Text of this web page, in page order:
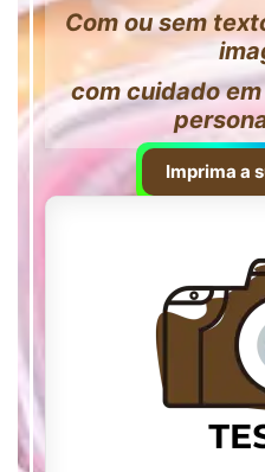
Com ou sem
com cuidado
Imprima a